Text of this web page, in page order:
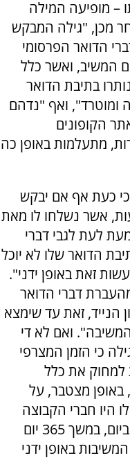
– מופיעה המילה
מכן, "גילה המבקש
הדואר הפרסומי
המשיב, ואשר כלל
בתיבת הדואר
ואף "נדהם
הקופונים
מתעלמות באופן כה
כעת אף אם יבקש
אשר נשלחו לו מאת
לעת לגבי דברי
הדואר שלו לא יוכל
זאת באופן ידני".
דברי הדואר
הנייד, זאת עד שימצא
ואם לא די
כי הזמן המצרפי
למחוק את כלל
מצטבר, על
אחר, לו היו חברי הקבוצה
שוכרים עובד, אשר יעבוד 9 שעות ביום, במשך 365 יום
באופן ידני